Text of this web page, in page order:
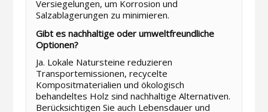
Versiegelungen, um Korrosion und
Salzablagerungen zu minimieren.
Gibt es nachhaltige oder umweltfreundliche
Optionen?
Ja. Lokale Natursteine reduzieren
Transportemissionen, recycelte
Kompositmaterialien und ökologisch
behandeltes Holz sind nachhaltige Alternativen.
Berücksichtigen Sie auch Lebensdauer und